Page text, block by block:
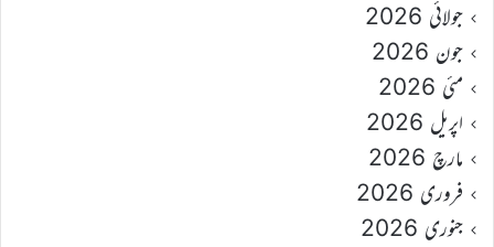
جولائی 2026
جون 2026
مئی 2026
اپریل 2026
مارچ 2026
فروری 2026
جنوری 2026